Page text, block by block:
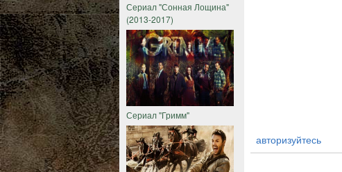
Сериал "Сонная Лощина"
(2013-2017)
Сериал "Гримм"
авторизуйтесь